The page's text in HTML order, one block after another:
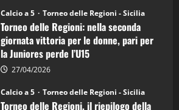
Torneo
delle
Regioni
di
calcio
a
5:
la
Juniores
è
vicecampione
Calcio a 5 Torneo delle Regioni - Sicilia
Torneo delle Regioni: nella seconda
giornata vittoria per le donne, pari per
la Juniores perde l’U15
27/04/2026
Calcio a 5 Torneo delle Regioni - Sicilia
Torneo delle Regioni, il riepilogo della